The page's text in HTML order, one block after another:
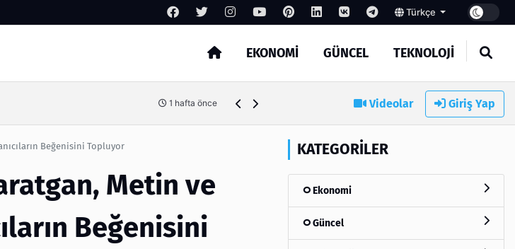
Türkçe
EKONOMI GÜNCEL TEKNOLOJI
Videolar Giriş Yap
Beğenisini Topluyor
Metin ve
Beğenisini
KATEGORILER
Ekonomi
Güncel